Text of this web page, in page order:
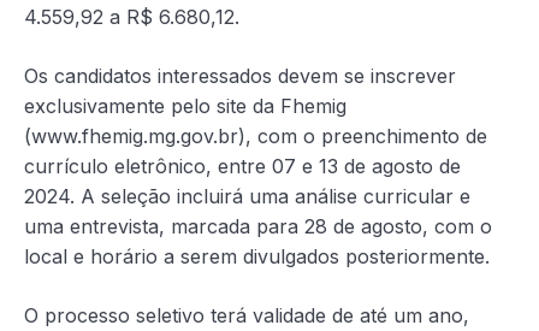
4.559,92 a R$ 6.680,12.
Os candidatos interessados devem se inscrever
exclusivamente pelo site da Fhemig
(www.fhemig.mg.gov.br), com o preenchimento de
currículo eletrônico, entre 07 e 13 de agosto de
2024. A seleção incluirá uma análise curricular e
uma entrevista, marcada para 28 de agosto, com o
local e horário a serem divulgados posteriormente.
O processo seletivo terá validade de até um ano,